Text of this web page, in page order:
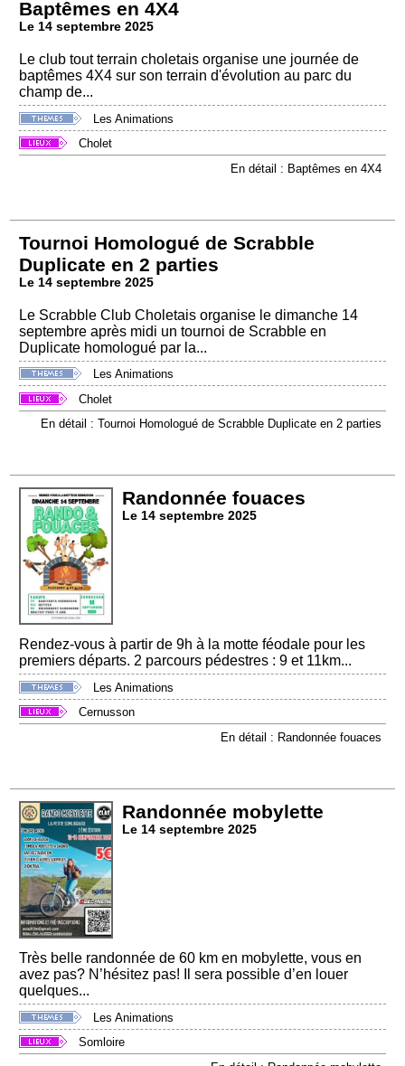
Baptêmes en 4X4
Le 14 septembre 2025
Le club tout terrain choletais organise une journée de
baptêmes 4X4 sur son terrain d'évolution au parc du
champ de...
Les Animations
Cholet
En détail : Baptêmes en 4X4
Tournoi Homologué de Scrabble
Duplicate en 2 parties
Le 14 septembre 2025
Le Scrabble Club Choletais organise le dimanche 14
septembre après midi un tournoi de Scrabble en
Duplicate homologué par la...
Les Animations
Cholet
En détail : Tournoi Homologué de Scrabble Duplicate en 2 parties
Randonnée fouaces
Le 14 septembre 2025
Rendez-vous à partir de 9h à la motte féodale pour les
premiers départs. 2 parcours pédestres : 9 et 11km...
Les Animations
Cernusson
En détail : Randonnée fouaces
Randonnée mobylette
Le 14 septembre 2025
Très belle randonnée de 60 km en mobylette, vous en
avez pas? N’hésitez pas! Il sera possible d’en louer
quelques...
Les Animations
Somloire